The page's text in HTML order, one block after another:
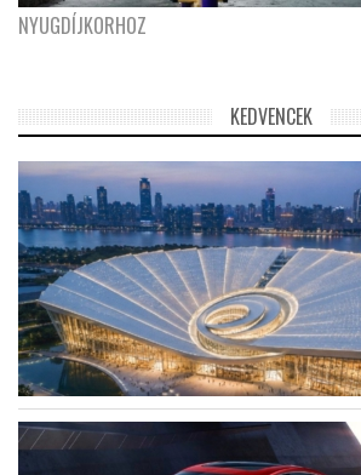
NYUGDÍJKORHOZ
KEDVENCEK